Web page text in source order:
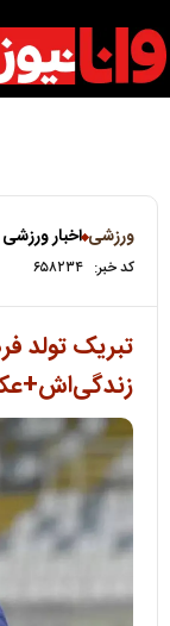
ورزشی اخبار ورزشی
کد خبر: ۶۵۸۲۳۴
تبریک تولد